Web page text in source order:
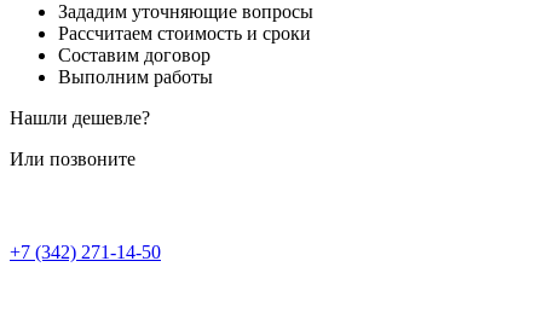
Зададим уточняющие вопросы
Рассчитаем стоимость и сроки
Составим договор
Выполним работы
Нашли дешевле?
Или позвоните
+7 (342) 271-14-50